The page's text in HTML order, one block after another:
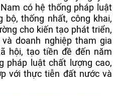
có hệ thống pháp luật
bộ, thống nhất, công khai,
cho kiến tạo phát triển,
doanh nghiệp tham gia
hội, tạo tiền đề đến năm
pháp luật chất lượng cao,
với thực tiễn đất nước và